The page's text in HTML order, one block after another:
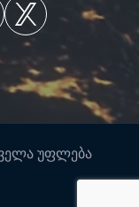
უფლება